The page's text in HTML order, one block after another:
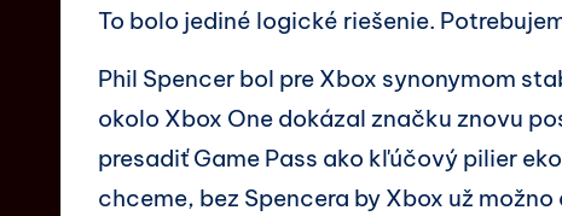
To bolo jediné logické riešenie.
Phil Spencer bol pre Xbox synonymom
okolo Xbox One dokázal značku znovu
presadiť Game Pass ako kľúčový pilier
chceme, bez Spencera by Xbox už